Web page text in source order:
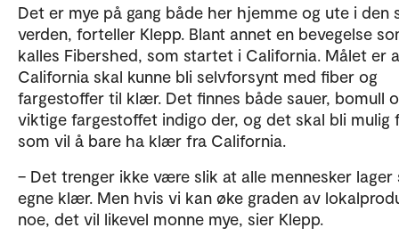
Det er mye på gang både her hjemme og ute i den
verden, forteller Klepp. Blant annet en bevegelse
kalles Fibershed, som startet i California. Målet er
California skal kunne bli selvforsynt med fiber og
fargestoffer til klær. Det finnes både sauer, bomull
viktige fargestoffet indigo der, og det skal bli mulig
som vil å bare ha klær fra California.
– Det trenger ikke være slik at alle mennesker lager
egne klær. Men hvis vi kan øke graden av
noe, det vil likevel monne mye, sier Klepp.